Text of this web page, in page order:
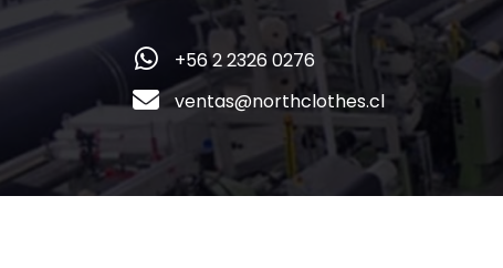
+56 2 2326 0276
ventas@northclothes.cl